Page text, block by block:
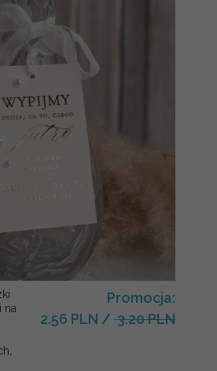
na
Promocja:
2.56 PLN / 3.20 PLN